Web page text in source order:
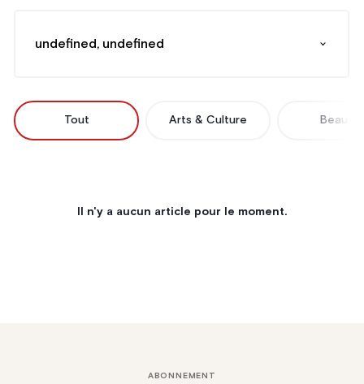
undefined, undefined
Tout Arts & Culture Beauté
Il n'y a aucun article pour le moment.
ABONNEMENT